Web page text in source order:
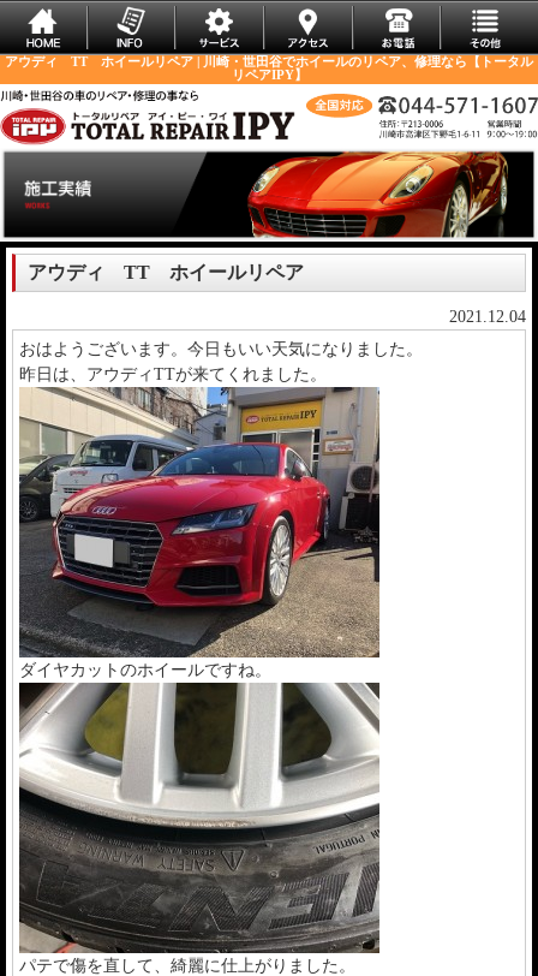
アウディ TT ホイールリペア | 川崎・世田谷でホイールのリペア、修理なら【トータル
リペアIPY】
アウディ TT ホイールリペア
2021.12.04
おはようございます。今日もいい天気になりました。
昨日は、アウディTTが来てくれました。
ダイヤカットのホイールですね。
パテで傷を直して、綺麗に仕上がりました。